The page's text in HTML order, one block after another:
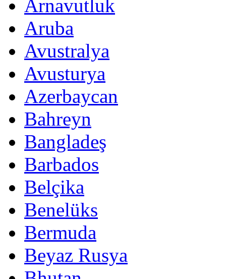
Arnavutluk
Aruba
Avustralya
Avusturya
Azerbaycan
Bahreyn
Bangladeş
Barbados
Belçika
Benelüks
Bermuda
Beyaz Rusya